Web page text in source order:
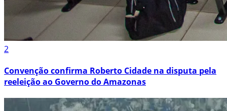
2
Convenção confirma Roberto Cidade na disputa pela
reeleição ao Governo do Amazonas